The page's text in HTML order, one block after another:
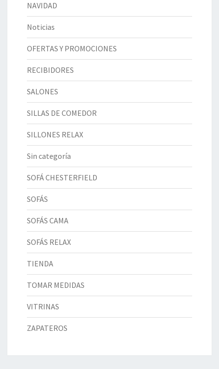
NAVIDAD
Noticias
OFERTAS Y PROMOCIONES
RECIBIDORES
SALONES
SILLAS DE COMEDOR
SILLONES RELAX
Sin categoría
SOFÁ CHESTERFIELD
SOFÁS
SOFÁS CAMA
SOFÁS RELAX
TIENDA
TOMAR MEDIDAS
VITRINAS
ZAPATEROS